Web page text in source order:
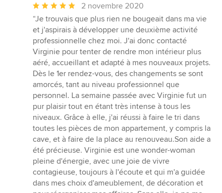
Note
moyenne
:
5
étoiles
sur
5
2 novembre 2020
“Je trouvais que plus rien ne bougeait dans ma vie
et j'aspirais à développer une deuxième activité
professionnelle chez moi. J'ai donc contacté
Virginie pour tenter de rendre mon intérieur plus
aéré, accueillant et adapté à mes nouveaux projets.
Dès le 1er rendez-vous, des changements se sont
amorcés, tant au niveau professionnel que
personnel. La semaine passée avec Virginie fut un
pur plaisir tout en étant très intense à tous les
niveaux. Grâce à elle, j'ai réussi à faire le tri dans
toutes les pièces de mon appartement, y compris la
cave, et à faire de la place au renouveau.Son aide a
été précieuse. Virginie est une wonder-woman
pleine d'énergie, avec une joie de vivre
contagieuse, toujours à l'écoute et qui m'a guidée
dans mes choix d'ameublement, de décoration et